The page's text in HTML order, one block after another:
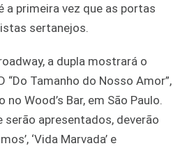
a primeira vez que as portas
sertanejos.
a dupla mostrará o
“Do Tamanho do Nosso Amor”,
Wood’s Bar, em São Paulo.
serão apresentados, deverão
‘Vida Marvada’ e